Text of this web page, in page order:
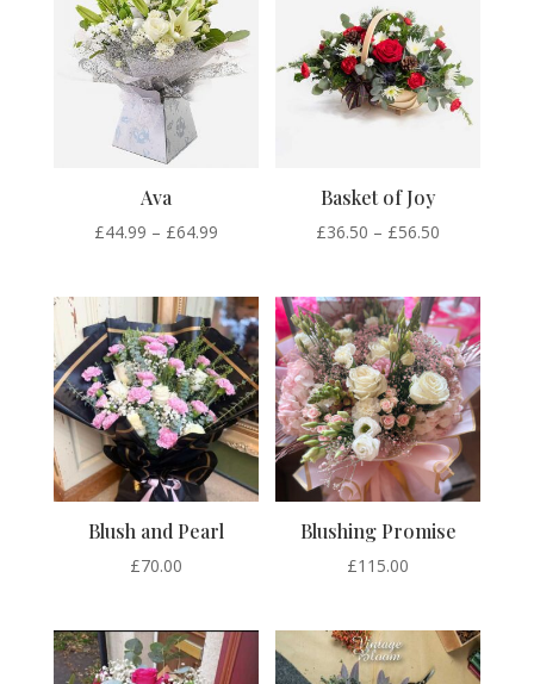
£59.50
Ava
£44.99 – £64.99Price
£44.99
through
£64.99
Basket of Joy
£36.50 – £56.50
£36.50
through
£56.50
Blush and Pearl
£70.00
Blushing Promise
£115.00